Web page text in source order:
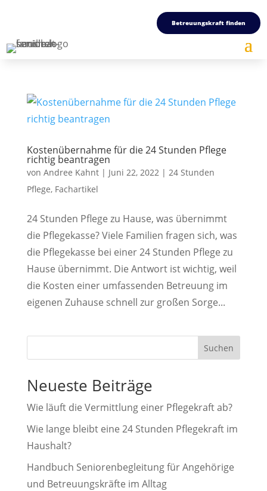
Betreuungskraft finden
Kostenübernahme für die 24 Stunden Pflege
richtig beantragen
von Andree Kahnt| Juni 22, 2022| 24 Stunden
Pflege, Fachartikel
24 Stunden Pflege zu Hause, was übernimmt
die Pflegekasse? Viele Familien fragen sich, was
die Pflegekasse bei einer 24 Stunden Pflege zu
Hause übernimmt. Die Antwort ist wichtig, weil
die Kosten einer umfassenden Betreuung im
eigenen Zuhause schnell zur großen Sorge...
Suchen
Neueste Beiträge
Wie läuft die Vermittlung einer Pflegekraft ab?
Wie lange bleibt eine 24 Stunden Pflegekraft im
Haushalt?
Handbuch Seniorenbegleitung für Angehörige
und Betreuungskräfte im Alltag